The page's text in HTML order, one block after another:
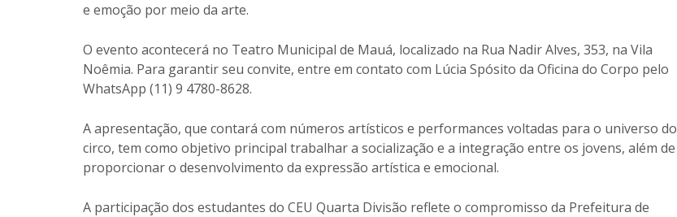
e emoção por meio da arte.
O evento acontecerá no Teatro Municipal de Mauá, localizado na Rua Nadir Alves, 353, na Vila
Noêmia. Para garantir seu convite, entre em contato com Lúcia Spósito da Oficina do Corpo pelo
WhatsApp (11) 9 4780-8628.
A apresentação, que contará com números artísticos e performances voltadas para o universo do
circo, tem como objetivo principal trabalhar a socialização e a integração entre os jovens, além de
proporcionar o desenvolvimento da expressão artística e emocional.
A participação dos estudantes do CEU Quarta Divisão reflete o compromisso da Prefeitura de